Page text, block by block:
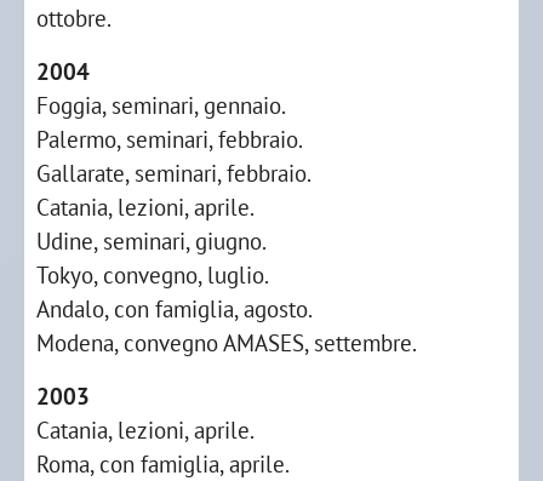
ottobre.
2004
Foggia, seminari, gennaio.
Palermo, seminari, febbraio.
Gallarate, seminari, febbraio.
Catania, lezioni, aprile.
Udine, seminari, giugno.
Tokyo, convegno, luglio.
Andalo, con famiglia, agosto.
Modena, convegno AMASES, settembre.
2003
Catania, lezioni, aprile.
Roma, con famiglia, aprile.